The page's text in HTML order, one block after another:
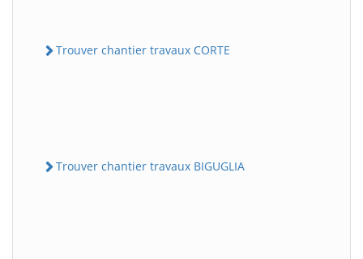
Trouver chantier travaux CORTE
Trouver chantier travaux BIGUGLIA